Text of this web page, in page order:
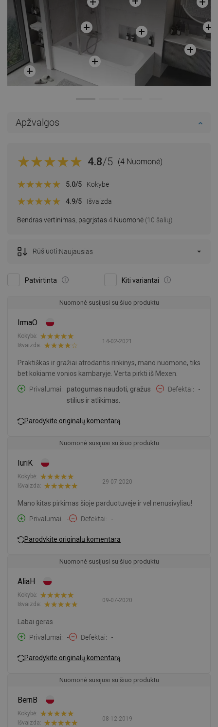
Apžvalgos
4.8/5 (4 Nuomonė)
Bendras vertinimas, pagrįstas 4 Nuomonė (10 šalių)
5.0/5 Kokybė
4.9/5 Išvaizda
Patvirtinta Kiti variantai
Rūšiuoti:Naujausias
Nuomonė susijusi su šiuo produktu
IrmaO
14-02-2021
Kokybė:
Išvaizda:
Praktiškas ir gražiai atrodantis rinkinys, mano nuomone, tiks
bet kokiame vonios kambaryje. Verta pirkti iš Mexen.
Privalumai
patogumas naudoti, gražus
stilius ir atlikimas.
Defektai -
Parodykite originalų komentarą
Nuomonė susijusi su šiuo produktu
IuriK
29-07-2020
Kokybė:
Išvaizda:
Mano kitas pirkimas šioje parduotuvėje ir vėl nenusivyliau!
Privalumai
- Defektai -
Parodykite originalų komentarą
Nuomonė susijusi su šiuo produktu
AliaH
09-07-2020
Kokybė:
Išvaizda:
Labai geras
Privalumai
- Defektai -
Parodykite originalų komentarą
Nuomonė susijusi su šiuo produktu
BernB
08-12-2019
Kokybė:
Išvaizda: